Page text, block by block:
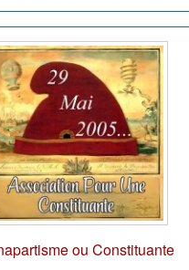
ou Constituante